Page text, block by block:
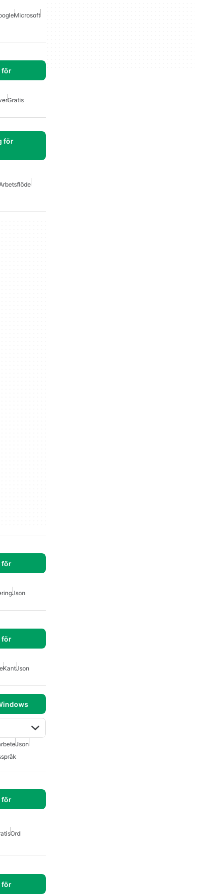
Microsoft
för
Gratis
för
för
Json
för
KantJson
Json
för
Ord
för